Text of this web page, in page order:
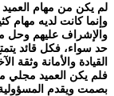
لم يكن من مهام
وإنما كانت لديه مهام
والإشراف عليهم وحل
حد سواء، فكل قائد
القيادة والأمانة وثقة
فلم يكن العميد مجلي
بصمت ويقدم